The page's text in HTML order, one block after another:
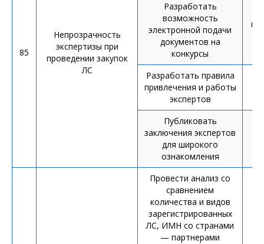
85
Непрозрачность
экспертизы при
проведении закупок
ЛС
Разработать
возможность
электронной подачи
документов на
конкурсы
Разработать правила
привлечения и работы
экспертов
Публиковать
заключения экспертов
для широкого
ознакомления
Провести анализ со
сравнением
количества и видов
зарегистрированных
ЛС, ИМН со странами
— партнерами